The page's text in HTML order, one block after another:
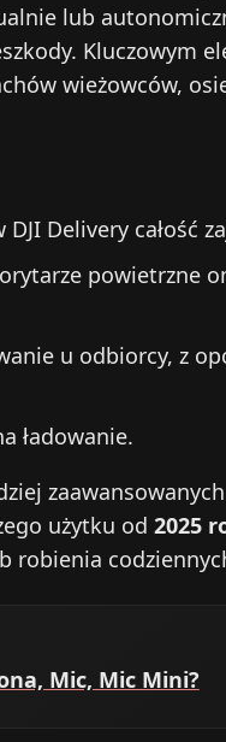
lub
Kluczowym
wieżowców,
Delivery całość
powietrzne
u odbiorcy, z
ładowanie.
użytku od 2025
robienia
Mic, Mic Mini?